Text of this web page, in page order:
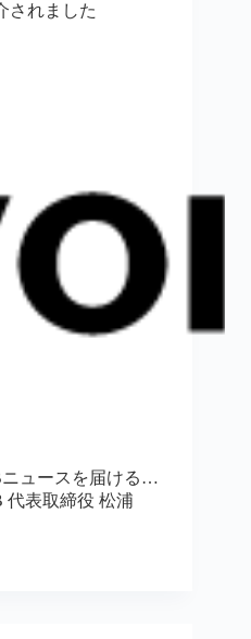
されました
ニュースを届ける…
代表取締役 松浦